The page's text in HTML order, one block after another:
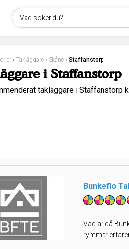
Vad söker du?
› Takläggare › Skåne › Staffanstorp
i Staffanstorp
takläggare i Staffanstorp
Bunkeflo
Vad är då
rymmer